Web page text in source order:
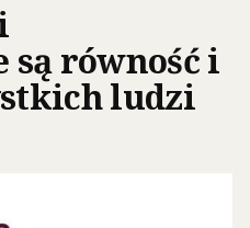
są równość i
ludzi